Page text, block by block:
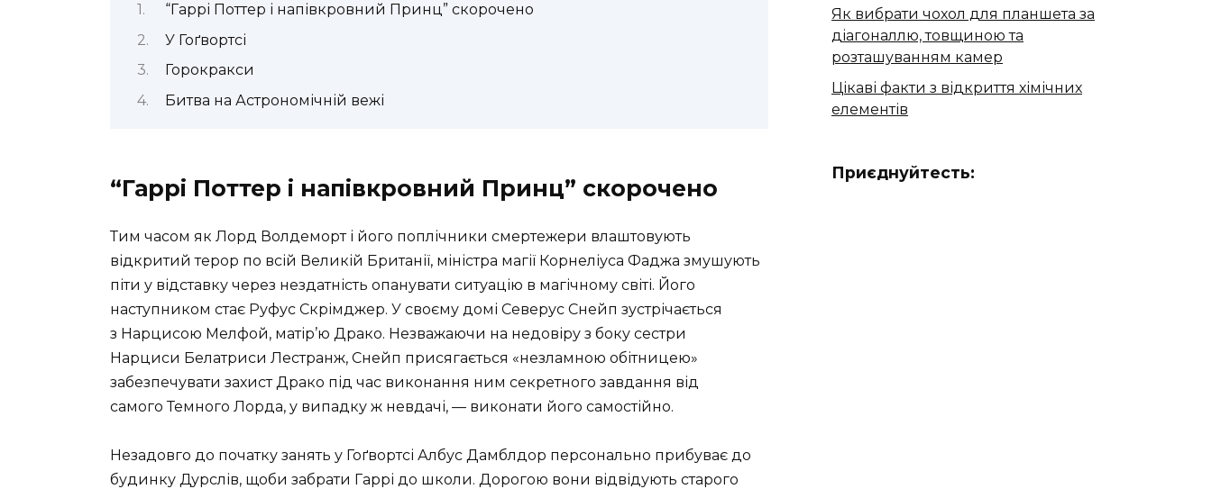
“Гаррі Поттер і напівкровний Принц” скорочено
У Гоґвортсі
Горокракси
Битва на Астрономічній вежі
“Гаррі Поттер і напівкровний Принц” скорочено
Тим часом як Лорд Волдеморт і його поплічники смертежери влаштовують
відкритий терор по всій Великій Британії, міністра магії Корнеліуса Фаджа змушують
піти у відставку через нездатність опанувати ситуацію в магічному світі. Його
наступником стає Руфус Скрімджер. У своєму домі Северус Снейп зустрічається
з Нарцисою Мелфой, матір’ю Драко. Незважаючи на недовіру з боку сестри
Нарциси Белатриси Лестранж, Снейп присягається «незламною обітницею»
забезпечувати захист Драко під час виконання ним секретного завдання від
самого Темного Лорда, у випадку ж невдачі, — виконати його самостійно.
Незадовго до початку занять у Гоґвортсі Албус Дамблдор персонально прибуває до
будинку Дурслів, щоби забрати Гаррі до школи. Дорогою вони відвідують старого
Як вибрати чохол для планшета за
діагоналлю, товщиною та
розташуванням камер
Цікаві факти з відкриття хімічних
елементів
Приєднуйтесть: